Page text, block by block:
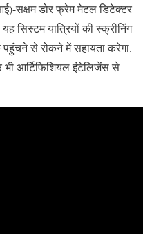
सक्षम डोर फ्रेम मेटल डिटेक्टर
सिस्टम यात्रियों की स्क्रीनिंग
से रोकने में सहायता करेगा.
आर्टिफिशियल इंटेलिजेंस से